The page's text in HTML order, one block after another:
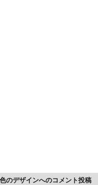
のデザインへのコメント投稿